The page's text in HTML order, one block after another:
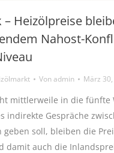
Heizölpreise
Nahost-
Vonadmin März
mittlerweile in die fünfte
indirekte Gespräche
geben soll, bleiben die
damit auch die